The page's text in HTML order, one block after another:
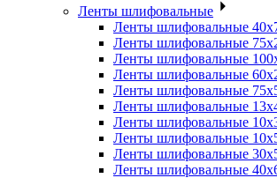
Ленты шлифовальные
Ленты шлифовальные
Ленты шлифовальные
Ленты шлифовальные
Ленты шлифовальные
Ленты шлифовальные
Ленты шлифовальные
Ленты шлифовальные
Ленты шлифовальные
Ленты шлифовальные
Ленты шлифовальные